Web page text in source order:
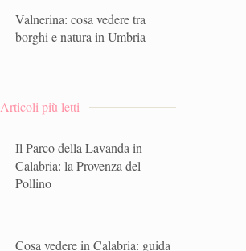
Valnerina: cosa vedere tra
borghi e natura in Umbria
Articoli più letti
Il Parco della Lavanda in
Calabria: la Provenza del
Pollino
Cosa vedere in Calabria: guida